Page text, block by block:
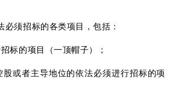
必须招标的各类项目，包括：
标的项目（一顶帽子）；
股或者主导地位的依法必须进行招标的项